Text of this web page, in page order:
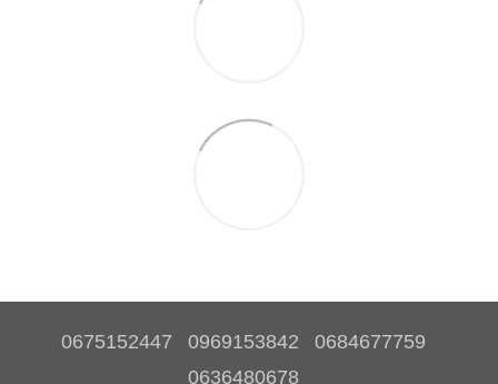
0675152447 0969153842
0684677759
0636480678